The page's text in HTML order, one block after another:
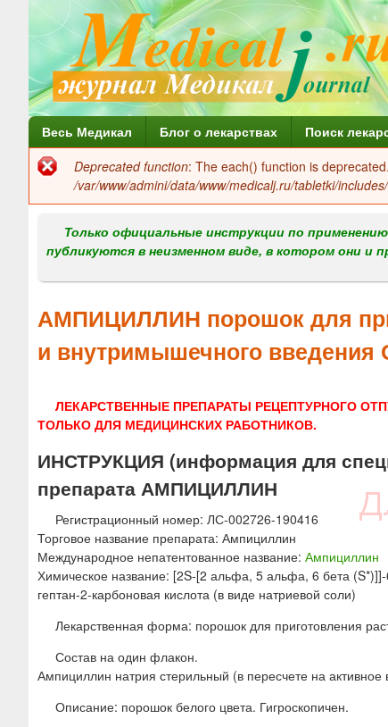
Г
л
н
м
е
Весь Медикал Блог о лекарствах Поиск
Сообщение
об
ошибке
Deprecated function: The each() function is
/var/www/admini/data/www/medicalj.ru/tabletki/
Только официальные инструкции по
публикуются в неизменном виде, в котором они и
АМПИЦИЛЛИН порошок для
и внутримышечного введения
ЛЕКАРСТВЕННЫЕ ПРЕПАРАТЫ РЕЦЕПТУРНОГО
ТОЛЬКО ДЛЯ МЕДИЦИНСКИХ РАБОТНИКОВ.
ИНСТРУКЦИЯ (информация для
препарата АМПИЦИЛЛИН
Регистрационный номер: ЛС-002726-190416
Торговое название препарата: Ампициллин
Международное непатентованное название: Ампициллин
Химическое название: [2S-[2 альфа, 5 альфа, 6 бета
гептан-2-карбоновая кислота (в виде натриевой соли)
Лекарственная форма: порошок для приготовления
Состав на один флакон.
Ампициллин натрия стерильный (в пересчете на
Описание: порошок белого цвета. Гигроскопичен.